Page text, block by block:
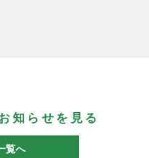
知らせを見る
覧へ